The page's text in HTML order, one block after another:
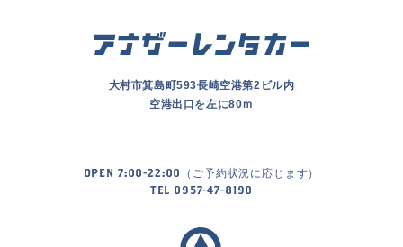
大村市箕島町593長崎空港第2ビル内
空港出口を左に80ｍ
OPEN 7:00-22:00（ご予約状況に応じます）
TEL 0957-47-8190